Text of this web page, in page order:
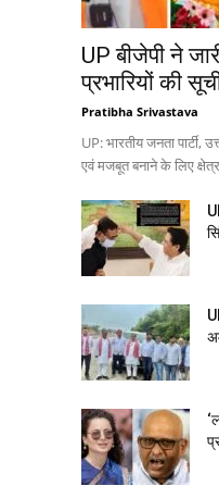
UP बीजेपी ने
प्रभारियों की
Pratibha Srivastava
UP: भारतीय जनता
एवं मजबूत बनाने के लिए क्षेत्र